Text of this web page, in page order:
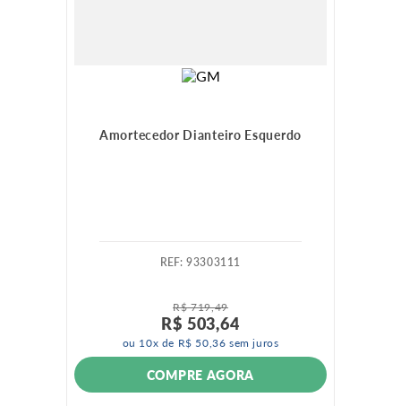
Amortecedor Dianteiro Esquerdo
:93303111
R$ 719,49
R$ 503,64
ou 10x de R$ 50,36 sem juros
COMPRE AGORA